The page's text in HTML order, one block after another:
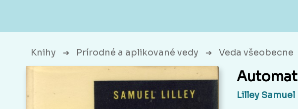
Knihy ➔ Prírodné a aplikované vedy ➔ Veda všeobecne
Lilley Samuel